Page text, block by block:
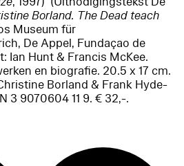
Borland. The Dead teach
Museum für
De Appel, Fundaçao de
Ian Hunt & Francis McKee.
en biografie. 20.5 x 17 cm.
Borland & Frank Hyde-
3 9070604 11 9. € 32,-.